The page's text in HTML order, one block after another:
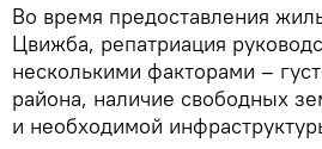
Во время предоставления
Цвижба, репатриация
несколькими факторами –
района, наличие свободных
и необходимой